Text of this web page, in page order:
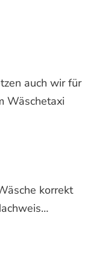
auch wir für
Wäschetaxi
korrekt